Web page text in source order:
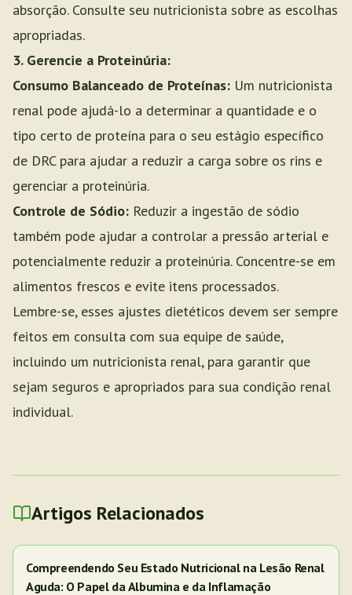
absorção. Consulte seu nutricionista sobre as escolhas
apropriadas.
3. Gerencie a Proteinúria:
Consumo Balanceado de Proteínas: Um nutricionista
renal pode ajudá-lo a determinar a quantidade e o
tipo certo de proteína para o seu estágio específico
de DRC para ajudar a reduzir a carga sobre os rins e
gerenciar a proteinúria.
Controle de Sódio: Reduzir a ingestão de sódio
também pode ajudar a controlar a pressão arterial e
potencialmente reduzir a proteinúria. Concentre-se em
alimentos frescos e evite itens processados.
Lembre-se, esses ajustes dietéticos devem ser sempre
feitos em consulta com sua equipe de saúde,
incluindo um nutricionista renal, para garantir que
sejam seguros e apropriados para sua condição renal
individual.
Artigos Relacionados
Compreendendo Seu Estado Nutricional na Lesão Renal
Aguda: O Papel da Albumina e da Inflamação